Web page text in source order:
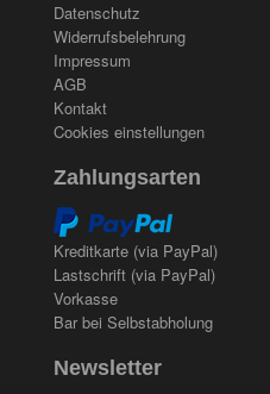
Datenschutz
Widerrufsbelehrung
Impressum
AGB
Kontakt
Cookies einstellungen
Zahlungsarten
Kreditkarte (via PayPal)
Lastschrift (via PayPal)
Vorkasse
Bar bei Selbstabholung
Newsletter